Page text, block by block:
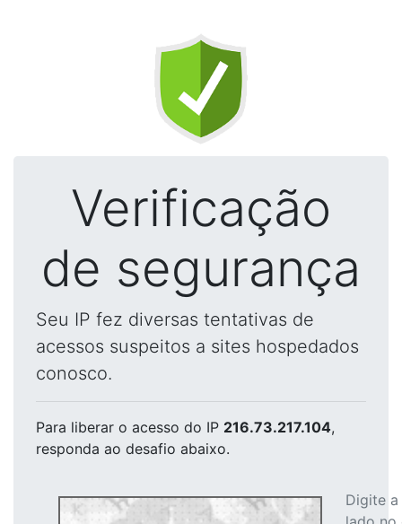
Verificação
de segurança
Seu IP fez diversas tentativas de
acessos suspeitos a sites hospedados
conosco.
Para liberar o acesso do IP 216.73.217.104,
responda ao desafio abaixo.
Digite